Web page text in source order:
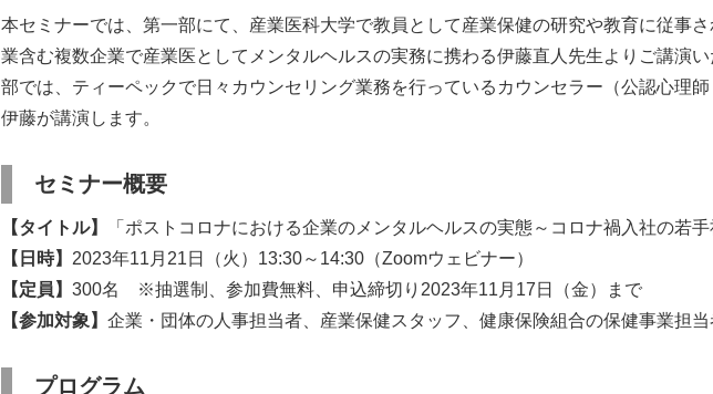
本セミナーでは、第一部にて、産業医科大学で教員として産業保健の研究や教育に従事
業含む複数企業で産業医としてメンタルヘルスの実務に携わる伊藤直人先生よりご講演
部では、ティーペックで日々カウンセリング業務を行っているカウンセラー（公認心理
伊藤が講演します。
セミナー概要
【タイトル】
「ポストコロナにおける企業のメンタルヘルスの実態～コロナ禍入社の若手
【日時】 2023年11月21日（火）13:30～14:30（Zoomウェビナー）
【定員】 300名 ※抽選制、参加費無料、申込締切り2023年11月17日（金）まで
【参加対象】 企業・団体の人事担当者、産業保健スタッフ、健康保険組合の保健事業担
プログラム
Japanese